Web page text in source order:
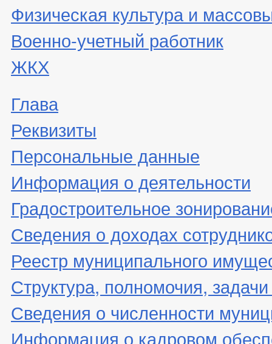
Физическая культура и
Военно-учетный работник
ЖКХ
Глава
Реквизиты
Персональные данные
Информация о деятельности
Градостроительное
Сведения о доходах
Реестр муниципального
Структура, полномочия,
Сведения о численности
Информация о кадровом